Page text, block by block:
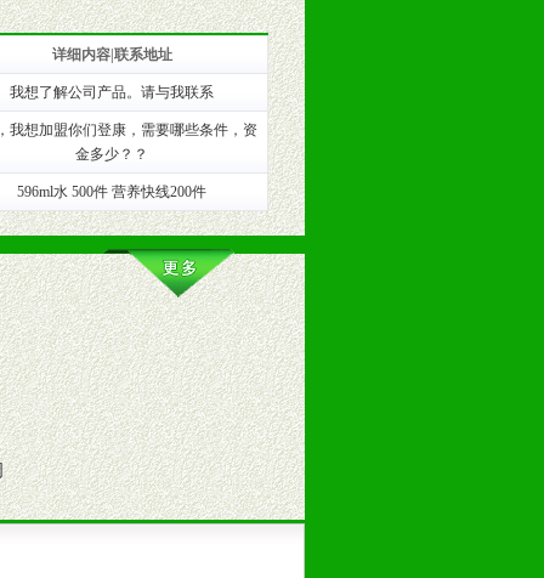
。
（包括POP、彩页、手提袋、易
详细内容|联系地址
我想了解公司产品。请与我联系
我想加盟你们登康，需要哪些条件，资
金多少？？
596ml水 500件 营养快线200件